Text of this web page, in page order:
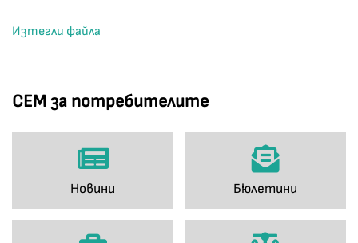
СЕМ за потребителите
Новини Бюлетини
Изтегли файла